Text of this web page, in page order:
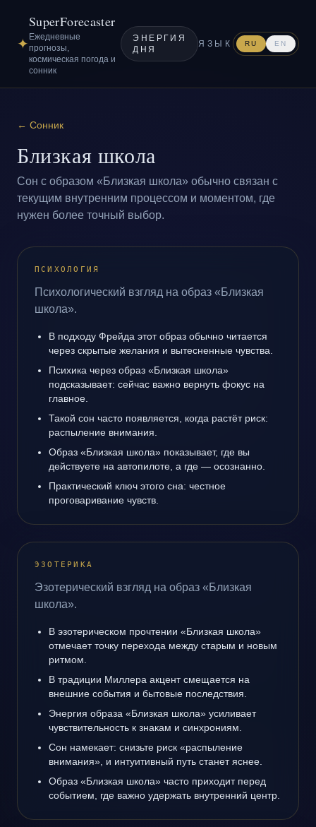
✦
SuperForecaster
Ежедневные
прогнозы,
космическая погода и
сонник
ЭНЕРГИЯ
ДНЯ
ЯЗЫК RU EN
← Сонник
Близкая школа
Сон с образом «Близкая школа» обычно связан с
текущим внутренним процессом и моментом, где
нужен более точный выбор.
ПСИХОЛОГИЯ
Психологический взгляд на образ «Близкая
школа».
В подходу Фрейда этот образ обычно читается
через скрытые желания и вытесненные чувства.
Психика через образ «Близкая школа»
подсказывает: сейчас важно вернуть фокус на
главное.
Такой сон часто появляется, когда растёт риск:
распыление внимания.
Образ «Близкая школа» показывает, где вы
действуете на автопилоте, а где — осознанно.
Практический ключ этого сна: честное
проговаривание чувств.
ЭЗОТЕРИКА
Эзотерический взгляд на образ «Близкая
школа».
В эзотерическом прочтении «Близкая школа»
отмечает точку перехода между старым и новым
ритмом.
В традиции Миллера акцент смещается на
внешние события и бытовые последствия.
Энергия образа «Близкая школа» усиливает
чувствительность к знакам и синхрониям.
Сон намекает: снизьте риск «распыление
внимания», и интуитивный путь станет яснее.
Образ «Близкая школа» часто приходит перед
событием, где важно удержать внутренний центр.